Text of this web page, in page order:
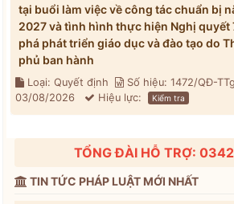
tại buổi làm việc về công tác chuẩn bị
2027 và tình hình thực hiện Nghị quyết
phá phát triển giáo dục và đào tạo do
phủ ban hành
Loại: Quyết định Số hiệu: 1472/QĐ-TTg
03/08/2026
Hiệu lực: Kiểm tra
TỔNG ĐÀI HỖ TRỢ:
TIN TỨC PHÁP LUẬT MỚI NHẤT